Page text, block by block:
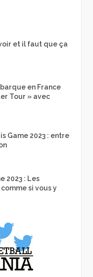
et il faut que ça
en France
Tour » avec
Game 2023 : entre
2023 : Les
si vous y